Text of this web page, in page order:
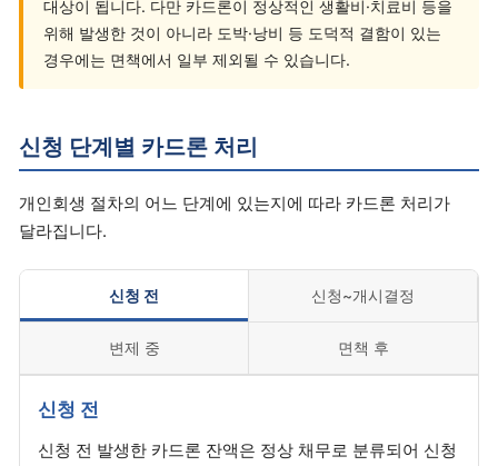
대상이 됩니다. 다만 카드론이 정상적인 생활비·치료비 등을
위해 발생한 것이 아니라 도박·낭비 등 도덕적 결함이 있는
경우에는 면책에서 일부 제외될 수 있습니다.
신청 단계별 카드론 처리
개인회생 절차의 어느 단계에 있는지에 따라 카드론 처리가
달라집니다.
신청 전 신청~개시결정
변제 중 면책 후
신청 전
신청 전 발생한 카드론 잔액은 정상 채무로 분류되어 신청